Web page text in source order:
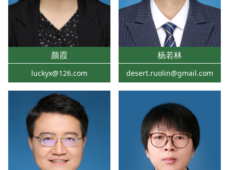
颜霞
luckyx@126.com
杨若林
desert.ruolin@gmail.com